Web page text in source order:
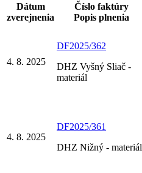
Dátum
zverejnenia
Číslo faktúry
Popis plnenia
4. 8. 2025
DF2025/362
DHZ Vyšný Sliač -
materiál
4. 8. 2025
DF2025/361
DHZ Nižný - materiál